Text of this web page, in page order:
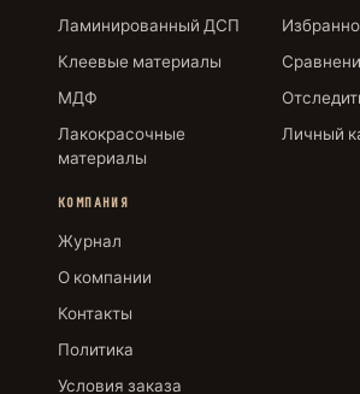
Ламинированный ДСП
Клеевые материалы
МДФ
Лакокрасочные
материалы
Личный
КОМПАНИЯ
Журнал
О компании
Контакты
Политика
Условия заказа